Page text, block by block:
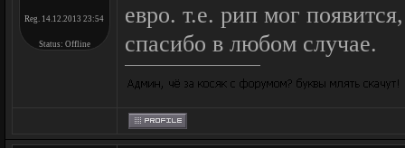
Reg. 14.12.2013 23:54
Status: Offline
евро. т.е. рип мог
спасибо в любом случае.